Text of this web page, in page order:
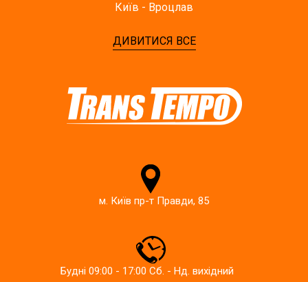
Київ - Вроцлав
ДИВИТИСЯ ВСЕ
м. Київ пр-т Правди, 85
Будні 09:00 - 17:00 Сб. - Нд. вихідний